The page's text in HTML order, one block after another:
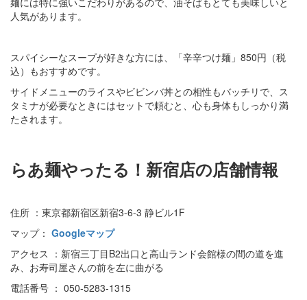
人気があります。
スパイシーなスープが好きな方には、「辛辛つけ麺」850円（税
込）もおすすめです。
サイドメニューのライスやビビンバ丼との相性もバッチリで、ス
タミナが必要なときにはセットで頼むと、心も身体もしっかり満
たされます。
らあ麺やったる！新宿店の店舗情報
住所 ：東京都新宿区新宿3-6-3 静ビル1F
マップ： Googleマップ
アクセス ：新宿三丁目B2出口と高山ランド会館様の間の道を進
み、お寿司屋さんの前を左に曲がる
電話番号 ： 050-5283-1315